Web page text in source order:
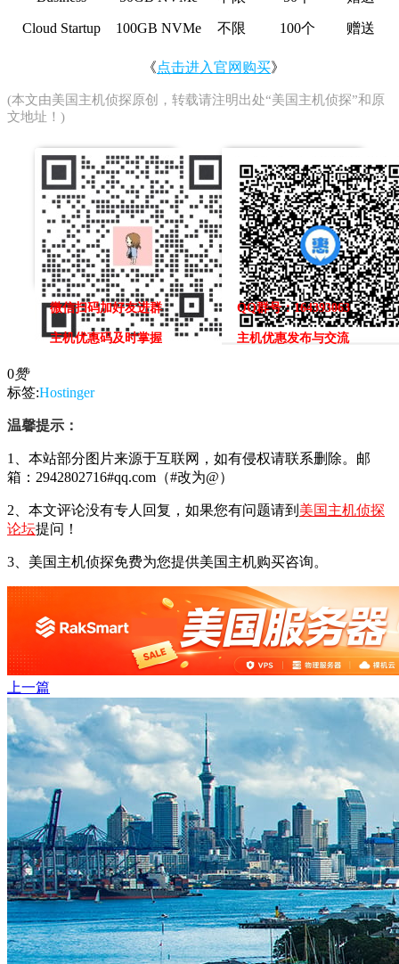
Cloud Startup 100GB NVMe 不限 100个 赠送
《点击进入官网购买》
(本文由美国主机侦探原创，转载请注明出处“美国主机侦探”和原
文地址！)
微信扫码加好友进群
主机优惠码及时掌握
QQ群号：164393063
主机优惠发布与交流
0赞
标签:Hostinger
温馨提示：
1、本站部分图片来源于互联网，如有侵权请联系删除。邮
箱：2942802716#qq.com（#改为@）
2、本文评论没有专人回复，如果您有问题请到 美国主机侦探
论坛提问！
3、美国主机侦探免费为您提供美国主机购买咨询。
上一篇